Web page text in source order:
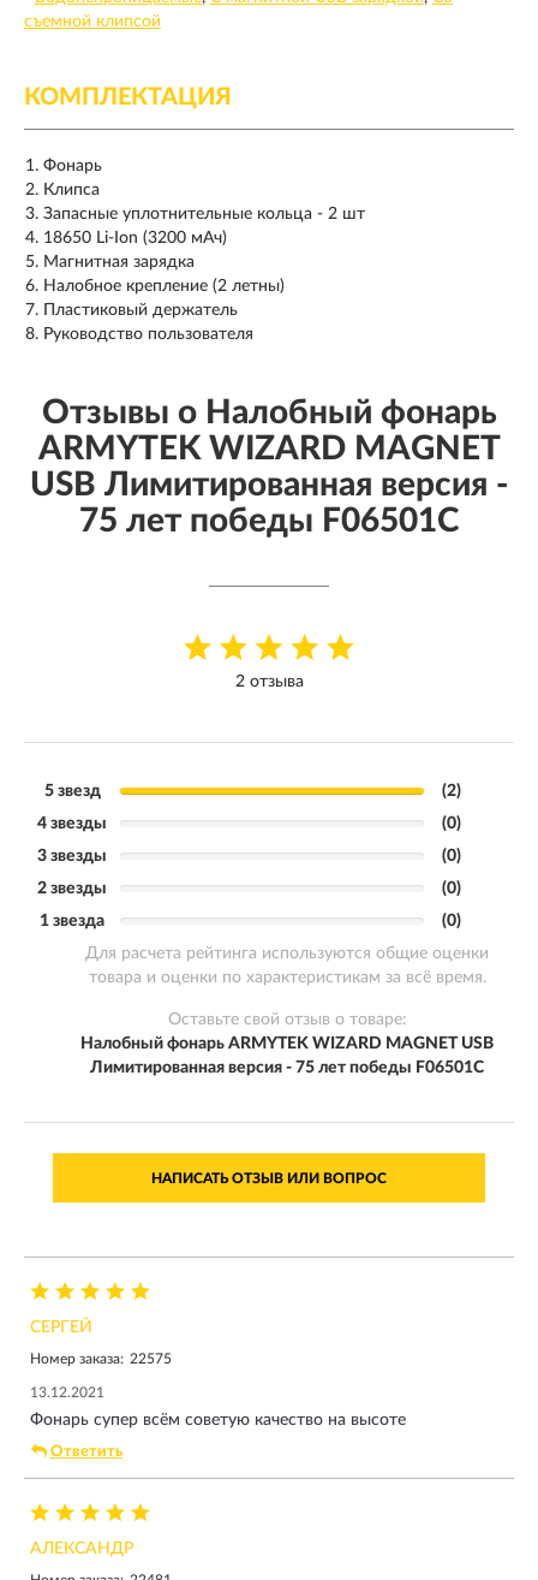
съемной клипсой
КОМПЛЕКТАЦИЯ
Фонарь
Клипса
Запасные уплотнительные кольца - 2 шт
18650 Li-Ion (3200 мАч)
Магнитная зарядка
Налобное крепление (2 летны)
Пластиковый держатель
Руководство пользователя
Отзывы о Налобный фонарь
ARMYTEK WIZARD MAGNET
USB Лимитированная версия -
75 лет победы F06501C
2 отзыва
5 звезд
(2)
4 звезды
(0)
3 звезды
(0)
2 звезды
(0)
1 звезда
(0)
Для расчета рейтинга используются общие оценки
товара и оценки по характеристикам за всё время.
Оставьте свой отзыв о товаре:
Налобный фонарь ARMYTEK WIZARD MAGNET USB
Лимитированная версия - 75 лет победы F06501C
НАПИСАТЬ ОТЗЫВ ИЛИ ВОПРОС
СЕРГЕЙ
Номер заказа: 22575
13.12.2021
Фонарь супер всём советую качество на высоте
Ответить
АЛЕКСАНДР